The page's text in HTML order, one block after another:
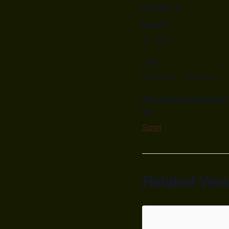
DETAILS
Datum:
27. April
Zeit:
9:00 p.m. - 11:00 p.m.
Veranstaltungskatego
rie:
Sport
Related